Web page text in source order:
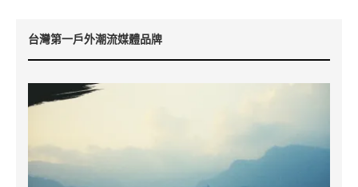
台灣第一戶外潮流媒體品牌